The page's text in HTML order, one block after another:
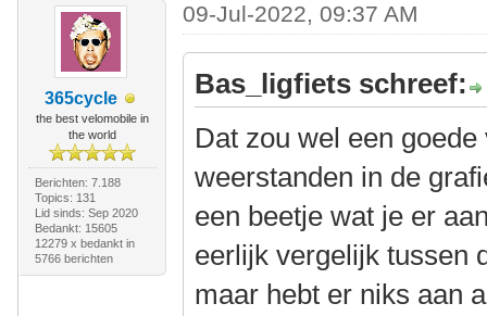
365cycle
the best velomobile in
the world
Berichten: 7.188
Topics: 131
Lid sinds: Sep 2020
Bedankt: 15605
12279 x bedankt in
5766 berichten
09-Jul-2022, 09:37 AM
Bas_ligfiets schreef:
Dat zou wel een
weerstanden in de
een beetje wat je er
eerlijk vergelijk tussen
maar hebt er niks aan